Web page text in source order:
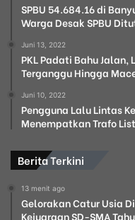
SPBU 54.684.16 di
Warga Desak SPBU
Juni 13, 2022
PKL Padati Bahu Jalan,
Terganggu Hingga
Juni 10, 2022
Pengguna Lalu Lintas
Menempatkan Trafo
Berita Terkini
13 menit ago
Gelorakan Catur Usia
Kejuaraan SD-SMA